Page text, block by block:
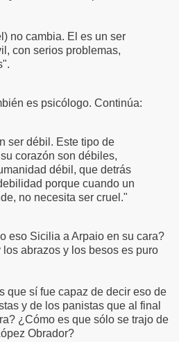
no cambia. El es un ser
con serios problemas,
es psicólogo. Continúa:
ser débil. Este tipo de
corazón son débiles,
débil, que detrás
porque cuando un
no necesita ser cruel."
eso Sicilia a Arpaio en su cara?
abrazos y los besos es puro
que sí fue capaz de decir eso de
y de los panistas que al final
¿Cómo es que sólo se trajo de
Obrador?